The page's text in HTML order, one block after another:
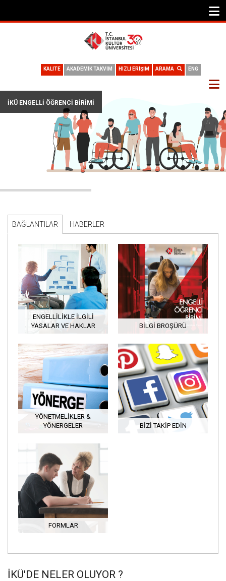
ENG
ARAMA
HIZLI ERİŞİM
AKADEMİK TAKVİM
KALİTE
İKÜ ENGELLI ÖĞRENCI BIRIMI
BAĞLANTILAR HABERLER
ENGELLILIKLE İLGILI
YASALAR VE HAKLAR
BILGI BROŞÜRÜ
YÖNETMELIKLER &
YÖNERGELER
BIZI TAKIP EDIN
FORMLAR
İKÜ'DE NELER OLUYOR ?